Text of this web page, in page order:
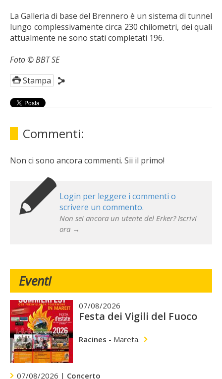
La Galleria di base del Brennero è un sistema di tunnel
lungo complessivamente circa 230 chilometri, dei quali
attualmente ne sono stati completati 196.
Foto © BBT SE
Stampa
Commenti:
Non ci sono ancora commenti. Sii il primo!
Login per leggere i commenti o
scrivere un commento.
Non sei ancora un utente del Erker? Iscrivi
ora →
Eventi
07/08/2026
Festa dei Vigili del Fuoco
Racines - Mareta.
07/08/2026 | Concerto